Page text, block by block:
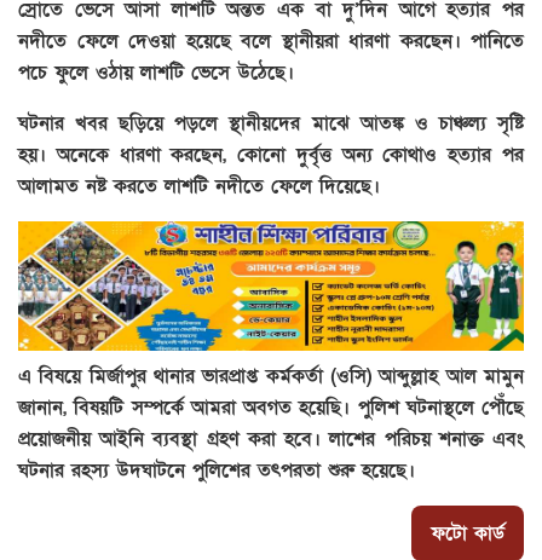
স্রোতে ভেসে আসা লাশটি অন্তত এক বা দু’দিন আগে হত্যার পর
নদীতে ফেলে দেওয়া হয়েছে বলে স্থানীয়রা ধারণা করছেন। পানিতে
পচে ফুলে ওঠায় লাশটি ভেসে উঠেছে।
ঘটনার খবর ছড়িয়ে পড়লে স্থানীয়দের মাঝে আতঙ্ক ও চাঞ্চল্য সৃষ্টি
হয়। অনেকে ধারণা করছেন, কোনো দুর্বৃত্ত অন্য কোথাও হত্যার পর
আলামত নষ্ট করতে লাশটি নদীতে ফেলে দিয়েছে।
এ বিষয়ে মির্জাপুর থানার ভারপ্রাপ্ত কর্মকর্তা (ওসি) আব্দুল্লাহ আল মামুন
জানান, বিষয়টি সম্পর্কে আমরা অবগত হয়েছি। পুলিশ ঘটনাস্থলে পৌঁছে
প্রয়োজনীয় আইনি ব্যবস্থা গ্রহণ করা হবে। লাশের পরিচয় শনাক্ত এবং
ঘটনার রহস্য উদঘাটনে পুলিশের তৎপরতা শুরু হয়েছে।
ফটো কার্ড